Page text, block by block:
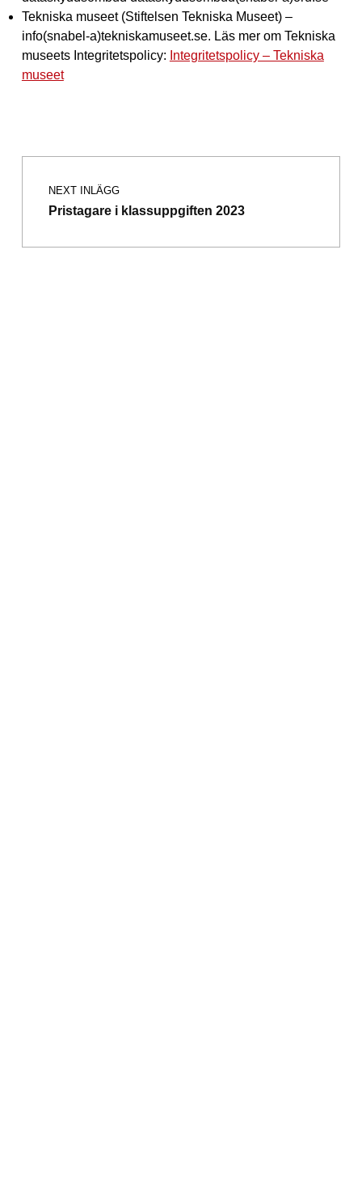
Tekniska museet (Stiftelsen Tekniska Museet) –
info(snabel-a)tekniskamuseet.se. Läs mer om Tekniska
museets Integritetspolicy: Integritetspolicy – Tekniska
museet
Skip back to main navigation
Inläggsnavigering
NEXT INLÄGG
Pristagare i klassuppgiften 2023